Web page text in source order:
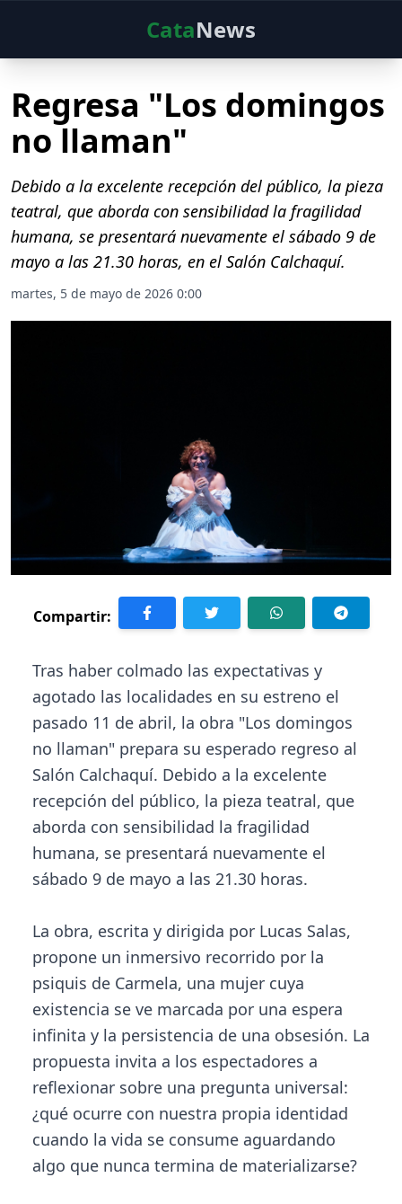
CataNews
Regresa "Los domingos
no llaman"
Debido a la excelente recepción del público, la pieza
teatral, que aborda con sensibilidad la fragilidad
humana, se presentará nuevamente el sábado 9 de
mayo a las 21.30 horas, en el Salón Calchaquí.
martes, 5 de mayo de 2026 0:00
Compartir:
Tras haber colmado las expectativas y
agotado las localidades en su estreno el
pasado 11 de abril, la obra "Los domingos
no llaman" prepara su esperado regreso al
Salón Calchaquí. Debido a la excelente
recepción del público, la pieza teatral, que
aborda con sensibilidad la fragilidad
humana, se presentará nuevamente el
sábado 9 de mayo a las 21.30 horas.
La obra, escrita y dirigida por Lucas Salas,
propone un inmersivo recorrido por la
psiquis de Carmela, una mujer cuya
existencia se ve marcada por una espera
infinita y la persistencia de una obsesión. La
propuesta invita a los espectadores a
reflexionar sobre una pregunta universal:
¿qué ocurre con nuestra propia identidad
cuando la vida se consume aguardando
algo que nunca termina de materializarse?